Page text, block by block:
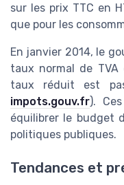
sur les prix TTC en
que pour les
En janvier 2014, le
taux normal de
taux réduit est
impots.gouv.fr).
équilibrer le budget
politiques publiques.
Tendances et